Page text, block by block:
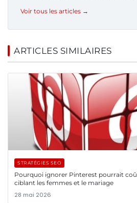
Voir tous les articles →
ARTICLES SIMILAIRES
STRATÉGIES SEO
Pourquoi ignorer Pinterest pourrait
ciblant les femmes et le mariage
28 mai 2026